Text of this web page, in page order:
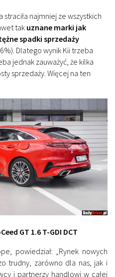
straciła najmniej ze wszystkich
tak uznane marki jak
spadki sprzedaży
Dlatego wynik Kii trzeba
jednak zauważyć, że kilka
sprzedaży. Więcej na ten
GT 1.6 T-GDI DCT
powiedział: „Rynek nowych
trudny, zarówno dla nas, jak i
i partnerzy handlowi w całej